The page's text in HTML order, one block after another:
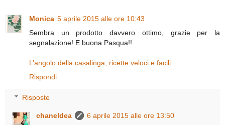
Monica 5 aprile 2015 alle ore 10:43
Sembra un prodotto davvero ottimo, grazie per la
segnalazione! E buona Pasqua!!
L’angolo della casalinga, ricette veloci e facili
Rispondi
Risposte
chaneldea
6 aprile 2015 alle ore 13:50